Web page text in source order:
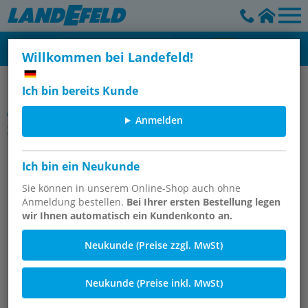
Willkommen bei Landefeld!
Ich bin bereits Kunde
Anmelden
Ich bin ein Neukunde
Sie können in unserem Online-Shop auch ohne
Anmeldung bestellen. Bei Ihrer ersten Bestellung legen
wir Ihnen automatisch ein Kundenkonto an.
Neukunde (Preise zzgl. MwSt)
Neukunde (Preise inkl. MwSt)
Waschgeräte & Waschgerätezubehör
Artikelgruppe
Sicherheits-Waschpistolen /
Kühlmittel-Spülpistolen, 40 bar